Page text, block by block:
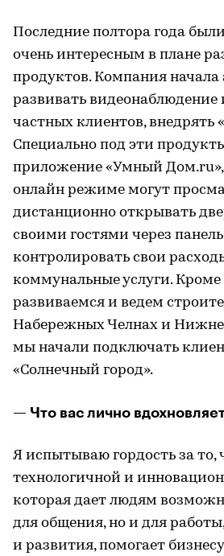
Последние полтора года
очень интересным в плане
продуктов. Компания начала
развивать
частных клиентов,
Специально под эти
приложение «Умный Дом.ru»,
онлайн режиме могут
дистанционно открывать
своими гостями через
контролировать свои
коммунальные услуги.
развиваемся и ведем
Набережных Челнах и
мы начали подключать
«Солнечный город».
— Что вас лично
Я испытываю гордость за то,
технологичной и
которая дает людям
для общения, но и для
и развития, помогает